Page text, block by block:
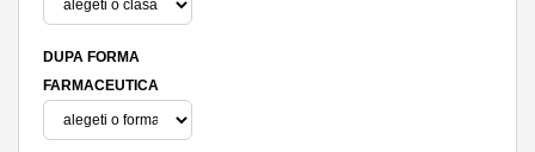
DUPA FORMA
FARMACEUTICA